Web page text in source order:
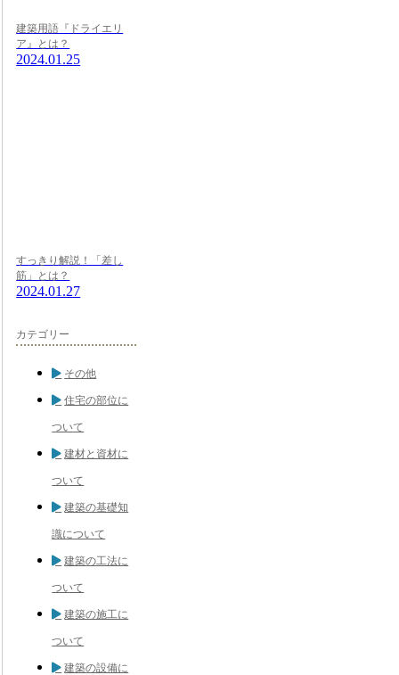
建築用語『ドライエリ
ア』とは？
2024.01.25
すっきり解説！「差し
筋」とは？
2024.01.27
カテゴリー
その他
住宅の部位に
ついて
建材と資材に
ついて
建築の基礎知
識について
建築の工法に
ついて
建築の施工に
ついて
建築の設備に